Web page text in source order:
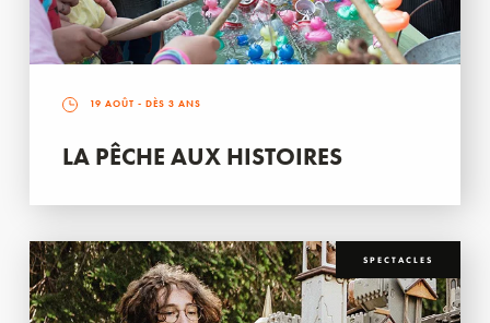
19 AOÛT - DÈS 3 ANS
LA PÊCHE AUX HISTOIRES
SPECTACLES